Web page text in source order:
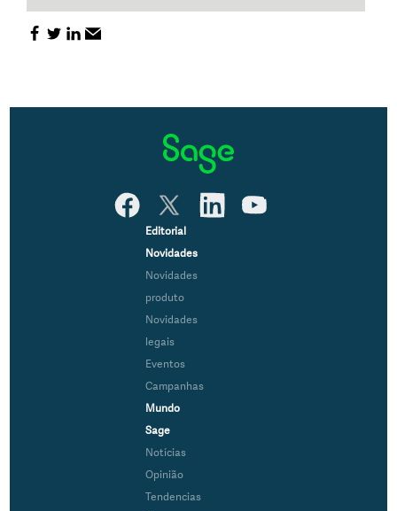
Editorial
Novidades
Novidades
produto
Novidades
legais
Eventos
Campanhas
Mundo
Sage
Notícias
Opinião
Tendencias